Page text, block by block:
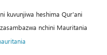
kuvunjiwa heshima Qur'ani
nchini Mauritania